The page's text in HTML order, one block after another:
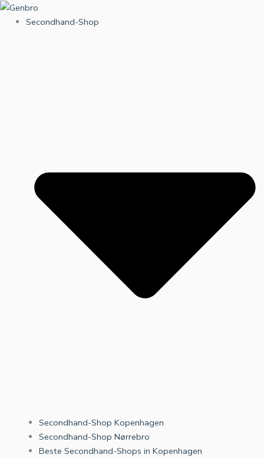
Zum
Inhalt Secondhand-Shop
Secondhand-Shop Kopenhagen
Secondhand-Shop Nørrebro
Beste Secondhand-Shops in Kopenhagen